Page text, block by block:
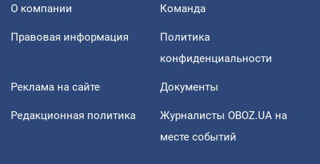
О компании Команда
Правовая информация
Политика
конфиденциальности
Реклама на сайте Документы
Редакционная политика
Журналисты OBOZ.UA на
месте событий